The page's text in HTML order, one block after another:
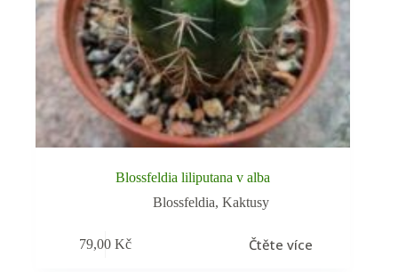
Blossfeldia liliputana v alba
Blossfeldia, Kaktusy
79,00Kč Čtěte více